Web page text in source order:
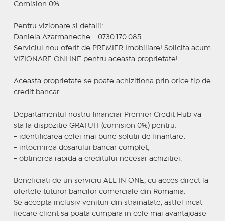
Comision 0%
Pentru vizionare si detalii:
Daniela Azarmaneche - 0730.170.085
Serviciul nou oferit de PREMIER Imobiliare! Solicita acum
VIZIONARE ONLINE pentru aceasta proprietate!
Aceasta proprietate se poate achizitiona prin orice tip de
credit bancar.
Departamentul nostru financiar Premier Credit Hub va
sta la dispozitie GRATUIT (comision 0%) pentru:
- identificarea celei mai bune solutii de finantare;
- intocmirea dosarului bancar complet;
- obtinerea rapida a creditului necesar achizitiei.
Beneficiati de un serviciu ALL IN ONE, cu acces direct la
ofertele tuturor bancilor comerciale din Romania.
Se accepta inclusiv venituri din strainatate, astfel incat
fiecare client sa poata cumpara in cele mai avantajoase